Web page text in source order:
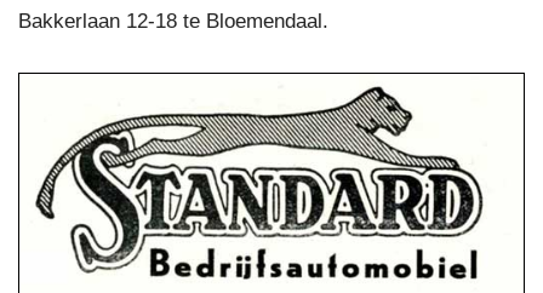
Bakkerlaan 12-18 te Bloemendaal.